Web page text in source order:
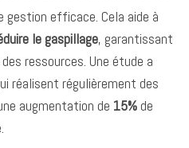
gestion efficace. Cela aide à
le gaspillage, garantissant
ressources. Une étude a
réalisent régulièrement des
augmentation de 15%de